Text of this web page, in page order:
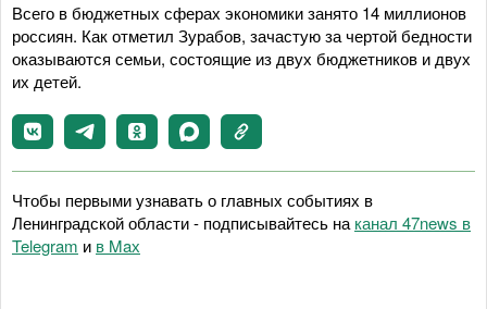
Всего в бюджетных сферах экономики занято 14 миллионов
россиян. Как отметил Зурабов, зачастую за чертой бедности
оказываются семьи, состоящие из двух бюджетников и двух
их детей.
Чтобы первыми узнавать о главных событиях в
Ленинградской области - подписывайтесь на канал 47news в
Telegram и в Maх